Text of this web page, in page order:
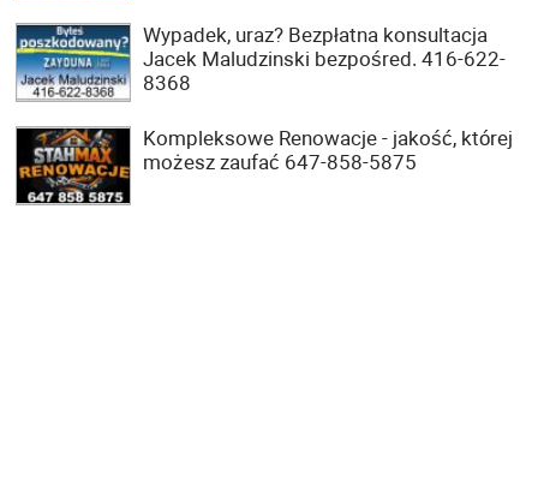
Wypadek, uraz? Bezpłatna konsultacja
Jacek Maludzinski bezpośred. 416-622-
8368
Kompleksowe Renowacje - jakość, której
możesz zaufać 647-858-5875